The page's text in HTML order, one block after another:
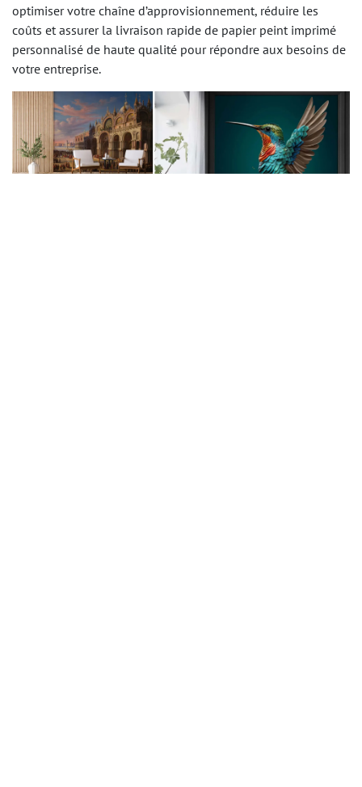
optimiser votre chaîne d’approvisionnement, réduire les
coûts et assurer la livraison rapide de papier peint imprimé
personnalisé de haute qualité pour répondre aux besoins de
votre entreprise.